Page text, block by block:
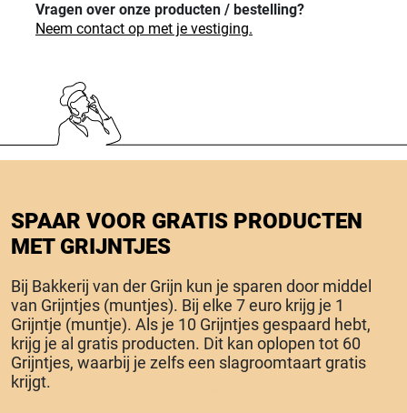
Vragen over onze producten / bestelling?
Neem contact op met je vestiging.
SPAAR VOOR GRATIS PRODUCTEN
MET GRIJNTJES
Bij Bakkerij van der Grijn kun je sparen door middel
van Grijntjes (muntjes). Bij elke 7 euro krijg je 1
Grijntje (muntje). Als je 10 Grijntjes gespaard hebt,
krijg je al gratis producten. Dit kan oplopen tot 60
Grijntjes, waarbij je zelfs een slagroomtaart gratis
krijgt.